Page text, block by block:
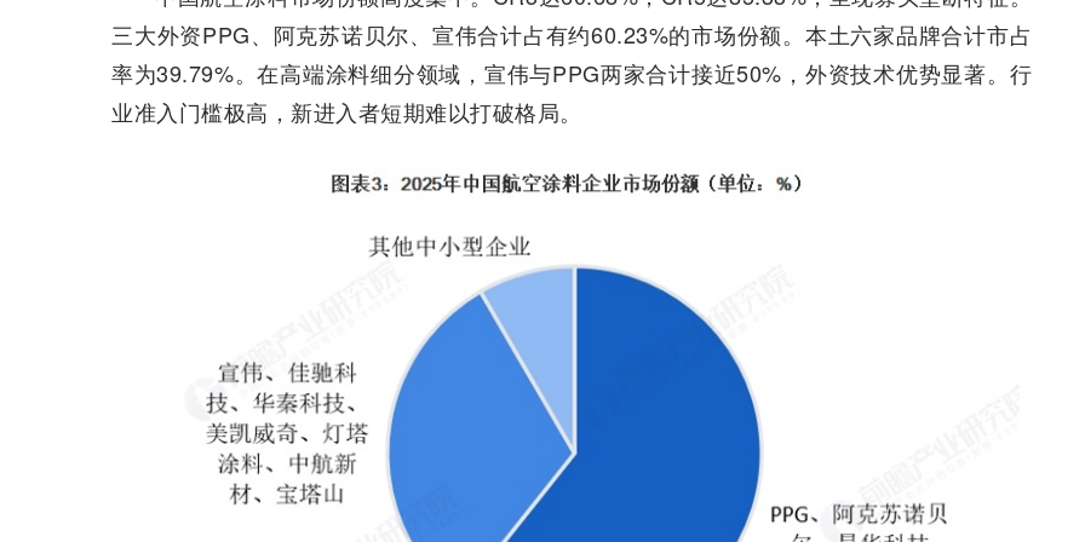
三大外资PPG、阿克苏诺贝尔、宣伟合计占有约60.23%的市场份额。本土六家品牌合计市占
率为39.79%。在高端涂料细分领域，宣伟与PPG两家合计接近50%，外资技术优势显著。行
业准入门槛极高，新进入者短期难以打破格局。